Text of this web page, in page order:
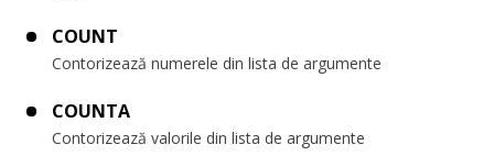
COUNT
Contorizează numerele din lista de argumente
COUNTA
Contorizează valorile din lista de argumente